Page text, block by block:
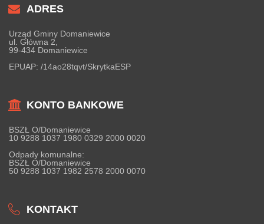
ADRES
Urząd Gminy Domaniewice
ul. Główna 2,
99-434 Domaniewice
EPUAP: /14ao28tqvt/SkrytkaESP
KONTO BANKOWE
BSZŁ O/Domaniewice
10 9288 1037 1980 0329 2000 0020
Odpady komunalne:
BSZŁ O/Domaniewice
50 9288 1037 1982 2578 2000 0070
KONTAKT